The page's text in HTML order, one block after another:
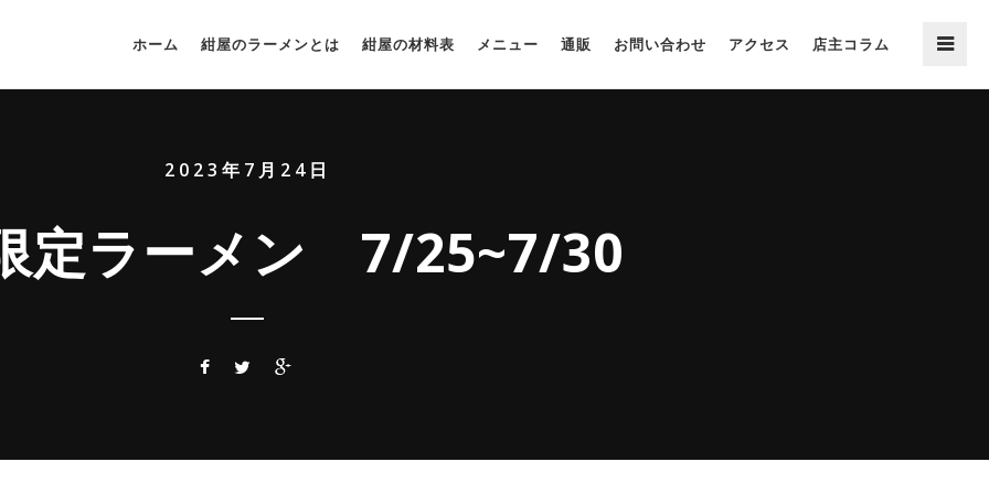
ホーム 紺屋のラーメンとは 紺屋の材料表 メニュー 通販 お問い合わせ アクセス 店主コラム
2023年7月24日
定ラーメン 7/25~7/30